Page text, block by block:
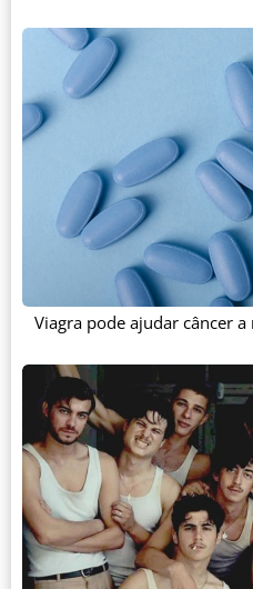
Viagra pode ajudar câncer